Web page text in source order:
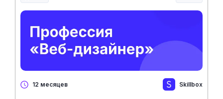
12 месяцев Skillbox